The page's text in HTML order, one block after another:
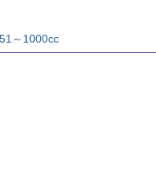
～1000cc